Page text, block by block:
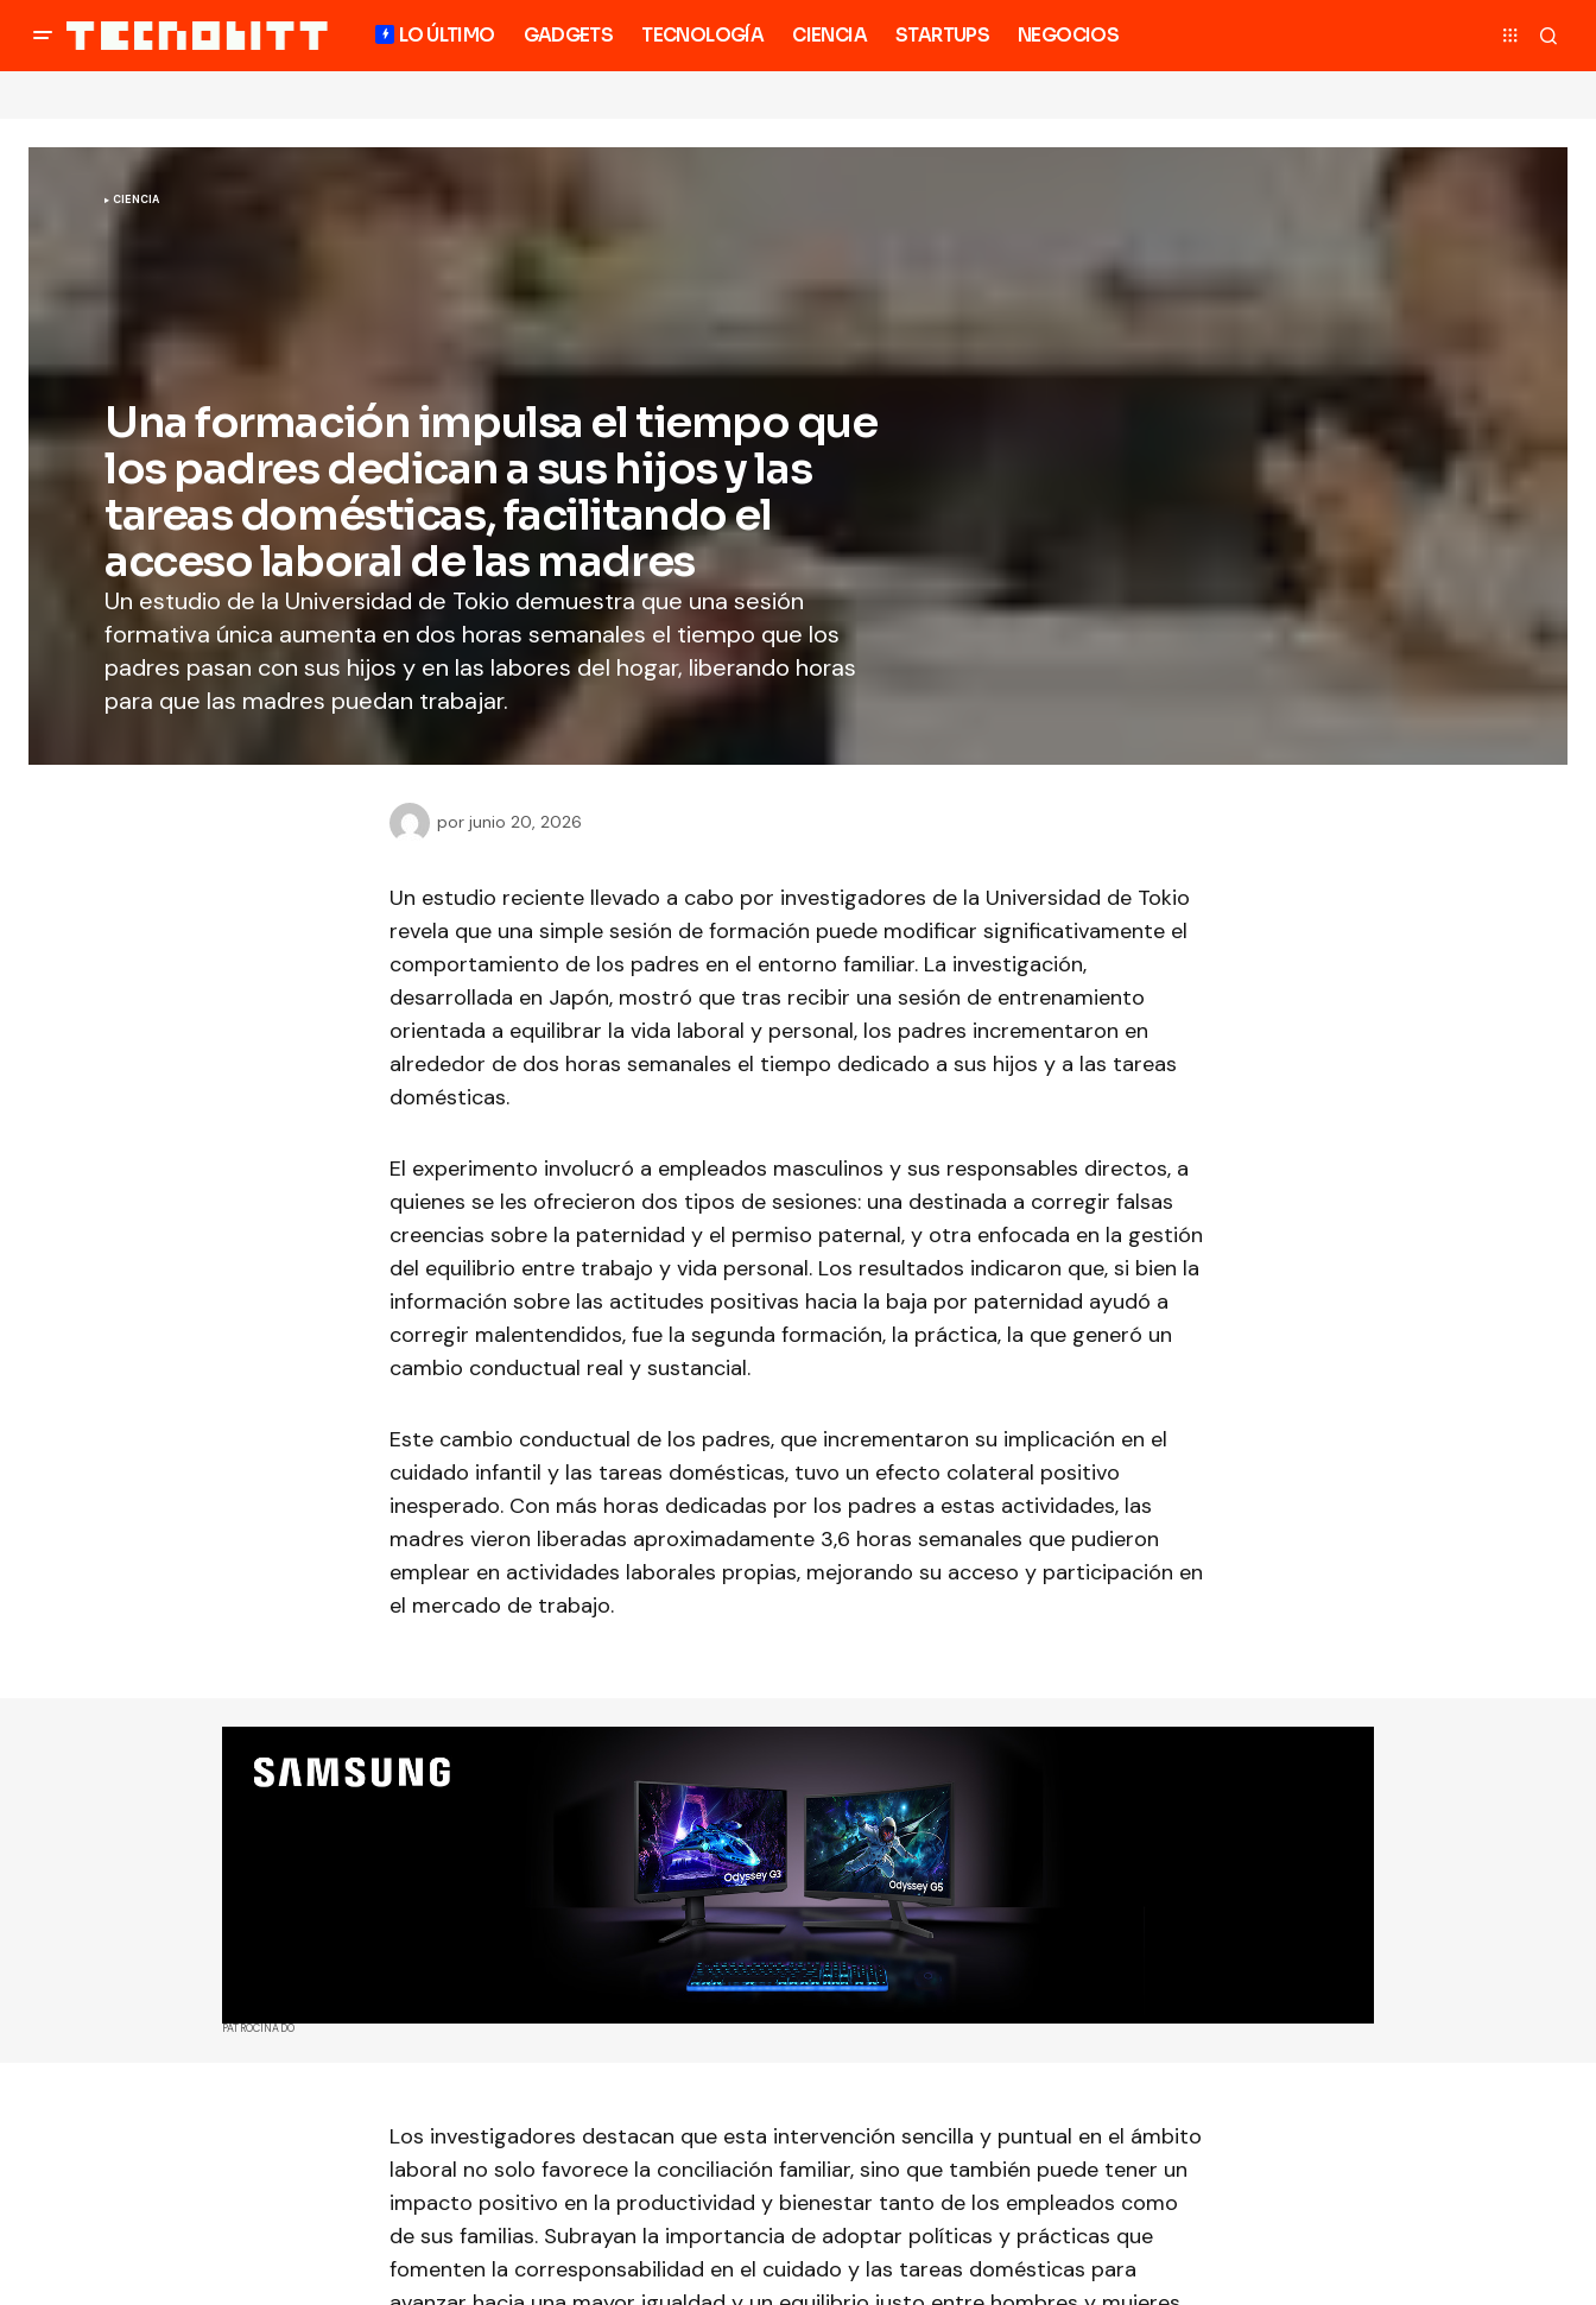
LO ÚLTIMO GADGETS TECNOLOGÍA CIENCIA STARTUPS NEGOCIOS
CIENCIA
Una formación impulsa el tiempo que
los padres dedican a sus hijos y las
tareas domésticas, facilitando el
acceso laboral de las madres
Un estudio de la Universidad de Tokio demuestra que una sesión
formativa única aumenta en dos horas semanales el tiempo que los
padres pasan con sus hijos y en las labores del hogar, liberando horas
para que las madres puedan trabajar.
por junio 20, 2026
Un estudio reciente llevado a cabo por investigadores de la Universidad de Tokio
revela que una simple sesión de formación puede modificar significativamente el
comportamiento de los padres en el entorno familiar. La investigación,
desarrollada en Japón, mostró que tras recibir una sesión de entrenamiento
orientada a equilibrar la vida laboral y personal, los padres incrementaron en
alrededor de dos horas semanales el tiempo dedicado a sus hijos y a las tareas
domésticas.
El experimento involucró a empleados masculinos y sus responsables directos, a
quienes se les ofrecieron dos tipos de sesiones: una destinada a corregir falsas
creencias sobre la paternidad y el permiso paternal, y otra enfocada en la gestión
del equilibrio entre trabajo y vida personal. Los resultados indicaron que, si bien la
información sobre las actitudes positivas hacia la baja por paternidad ayudó a
corregir malentendidos, fue la segunda formación, la práctica, la que generó un
cambio conductual real y sustancial.
Este cambio conductual de los padres, que incrementaron su implicación en el
cuidado infantil y las tareas domésticas, tuvo un efecto colateral positivo
inesperado. Con más horas dedicadas por los padres a estas actividades, las
madres vieron liberadas aproximadamente 3,6 horas semanales que pudieron
emplear en actividades laborales propias, mejorando su acceso y participación en
el mercado de trabajo.
PATROCINADO
Los investigadores destacan que esta intervención sencilla y puntual en el ámbito
laboral no solo favorece la conciliación familiar, sino que también puede tener un
impacto positivo en la productividad y bienestar tanto de los empleados como
de sus familias. Subrayan la importancia de adoptar políticas y prácticas que
fomenten la corresponsabilidad en el cuidado y las tareas domésticas para